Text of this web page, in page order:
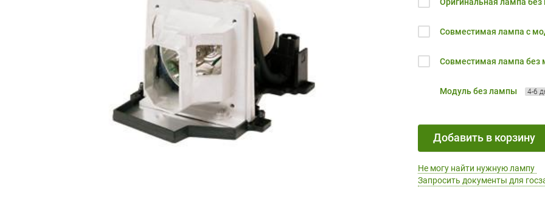
Совместимая лампа с
Совместимая лампа без
Модуль без лампы 4-6
Добавить в корзину
Не могу найти нужную лампу
Запросить документы для